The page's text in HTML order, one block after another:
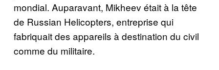
mondial. Auparavant, Mikheev était à la tête
de Russian Helicopters, entreprise qui
fabriquait des appareils à destination du civil
comme du militaire.